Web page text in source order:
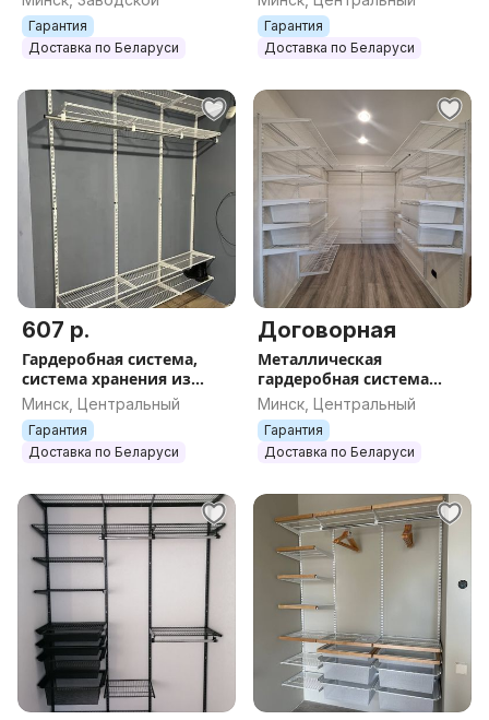
индивидуальным
размерам, на заказ, под
заказ
Гарантия
Доставка по Беларуси
Вашим размерам под
заказ, на заказ, аналог
шкафа
Гарантия
Доставка по Беларуси
607 р.
Гардеробная система,
система хранения из
металла Титан-GS
Практичная гардеробная
1800 белая 350
Минск, Центральный
Гарантия
Доставка по Беларуси
Договорная
Металлическая
гардеробная система
хранения Титан-GS по
индивидуальным
размерам
Минск, Центральный
Гарантия
Доставка по Беларуси